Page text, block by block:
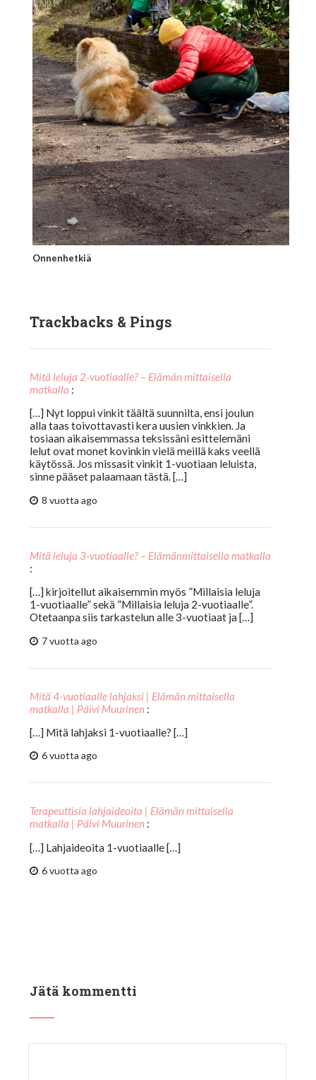
Onnenhetkiä
Trackbacks & Pings
Mitä leluja 2-vuotiaalle? – Elämän mittaisella
matkalla :
[…] Nyt loppui vinkit täältä suunnilta, ensi joulun
alla taas toivottavasti kera uusien vinkkien. Ja
tosiaan aikaisemmassa teksissäni esittelemäni
lelut ovat monet kovinkin vielä meillä kaks veellä
käytössä. Jos missasit vinkit 1-vuotiaan leluista,
sinne pääset palaamaan tästä. […]
8 vuotta ago
Mitä leluja 3-vuotiaalle? – Elämänmittaisella matkalla
:
[…] kirjoitellut aikaisemmin myös ”Millaisia leluja
1-vuotiaalle” sekä ”Millaisia leluja 2-vuotiaalle”.
Otetaanpa siis tarkastelun alle 3-vuotiaat ja […]
7 vuotta ago
Mitä 4-vuotiaalle lahjaksi | Elämän mittaisella
matkalla | Päivi Muurinen :
[…] Mitä lahjaksi 1-vuotiaalle? […]
6 vuotta ago
Terapeuttisia lahjaideoita | Elämän mittaisella
matkalla | Päivi Muurinen :
[…] Lahjaideoita 1-vuotiaalle […]
6 vuotta ago
Jätä kommentti